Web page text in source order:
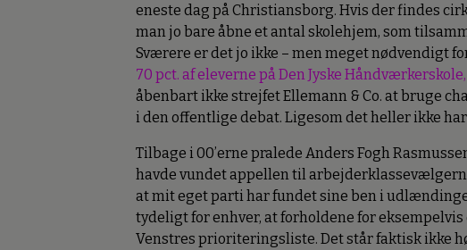
eneste dag på Christiansborg. Hvis der findes
man jo bare åbne et antal skolehjem, som
Sværere er det jo ikke – men meget nødvendigt
70 pct. af eleverne på Den Jyske
åbenbart ikke strejfet Ellemann & Co. at bruge
i den offentlige debat. Ligesom det heller ikke
Tilbage i 00’erne pralede Anders Fogh
havde vundet appellen til
at mit eget parti har fundet sine ben i
tydeligt for enhver, at forholdene for
Venstres prioriteringsliste. Det står faktisk ikke